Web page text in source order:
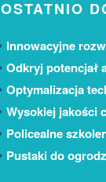
OSTATNIO
Innowacyjne
Odkryj potencjał
Optymalizacja
Wysokiej jakości
Policealne
Pustaki do